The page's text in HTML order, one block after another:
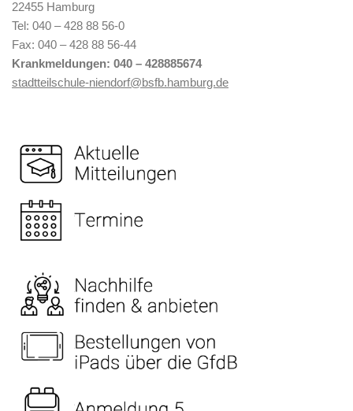
22455 Hamburg
Tel: 040 – 428 88 56-0
Fax: 040 – 428 88 56-44
Krankmeldungen: 040 – 428885674
stadtteilschule-niendorf@bsfb.hamburg.de